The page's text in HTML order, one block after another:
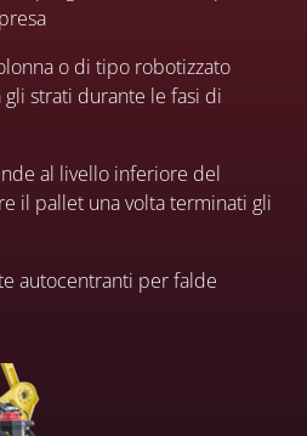
o di tipo robotizzato
strati durante le fasi di
al livello inferiore del
il pallet una volta terminati gli
autocentranti per falde